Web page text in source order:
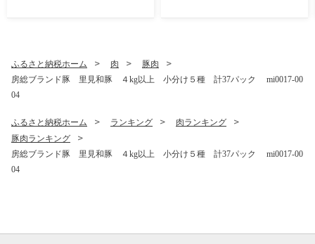
ふるさと納税ホーム 肉
豚肉
房総ブランド豚 里見和豚 ４kg以上 小分け５種 計37パック mi0017-00
04
ふるさと納税ホーム ランキング
肉ランキング
豚肉ランキング
房総ブランド豚 里見和豚 ４kg以上 小分け５種 計37パック mi0017-00
04